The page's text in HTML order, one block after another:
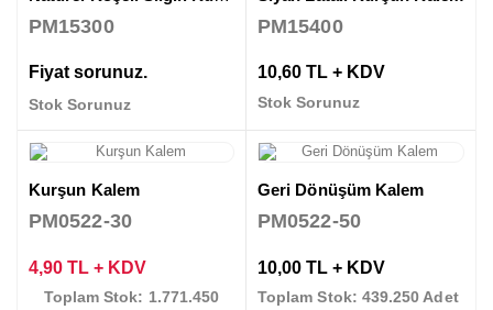
PM15300
Fiyat sorunuz.
Stok Sorunuz
PM15400
10,60 TL + KDV
Stok Sorunuz
Kurşun Kalem
PM0522-30
4,90 TL + KDV
Toplam Stok: 1.771.450
Geri Dönüşüm Kalem
PM0522-50
10,00 TL + KDV
Toplam Stok: 439.250 Adet